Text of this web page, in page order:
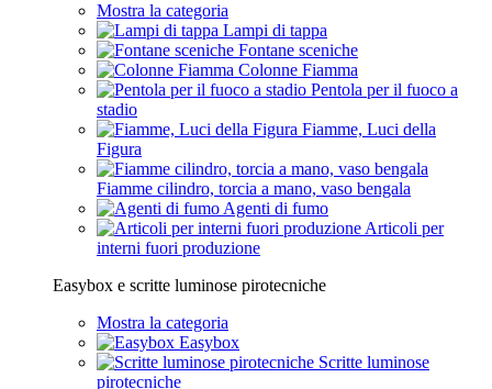
Mostra la categoria
Lampi di tappa
Fontane sceniche
Colonne Fiamma
Pentola per il fuoco a
stadio
Fiamme, Luci della
Figura
Fiamme cilindro, torcia a mano, vaso bengala
Agenti di fumo
Articoli per
interni fuori produzione
Easybox e scritte luminose pirotecniche
Mostra la categoria
Easybox
Scritte luminose
pirotecniche